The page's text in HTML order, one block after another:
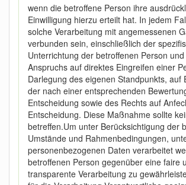
wenn die betroffene Person ihre
Einwilligung hierzu erteilt hat. In jedem
solche Verarbeitung mit angemessenen
verbunden sein, einschließlich der
Unterrichtung der betroffenen Person
Anspruchs auf direktes Eingreifen einer
Darlegung des eigenen Standpunkts, auf
der nach einer entsprechenden
Entscheidung sowie des Rechts auf
Entscheidung. Diese Maßnahme sollte
betreffen.Um unter Berücksichtigung der
Umstände und Rahmenbedingungen,
personenbezogenen Daten verarbeitet
betroffenen Person gegenüber eine faire
transparente Verarbeitung zu